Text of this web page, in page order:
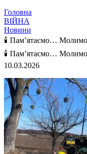
Головна
ВІЙНА
Новини
🕯 Пам’ятаємо…
🕯 Пам’ятаємо…
10.03.2026